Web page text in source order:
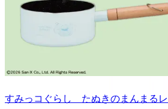
すみっコぐらし たぬきのまんまる